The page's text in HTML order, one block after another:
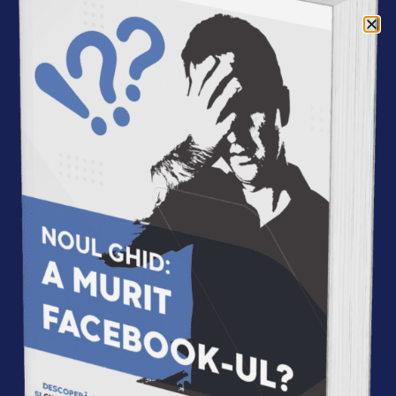
Acasa »Autori » Iulia Bertea
Iulia Bertea
Daca as participa la o
intalnire de tip AA (Autorii
Anonimi), as spune:
„Buna, sunt Iulia si ma
fascineaza tot ceea ce
este in capul oamenilor,
ce ii motiveaza, ce ii sperie
si ce ii face sa se comporte
(sau nu) intr-un anume
fel.”